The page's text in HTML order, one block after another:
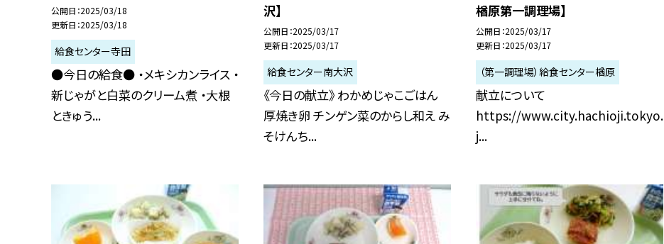
公開日 2025/03/18
更新日 2025/03/18
給食センター寺田
●今日の給食● ・メキシカンライス ・
新じゃがと白菜のクリーム煮 ・大根
ときゅう...
沢】
公開日 2025/03/17
更新日 2025/03/17
給食センター南大沢
《今日の献立》 わかめじゃこごはん
厚焼き卵 チンゲン菜のからし和え み
そけんち...
楢原第一調理場】
公開日 2025/03/17
更新日 2025/03/17
（第一調理場）給食センター楢原
献立について
https://www.city.hachioji.tokyo.
j...